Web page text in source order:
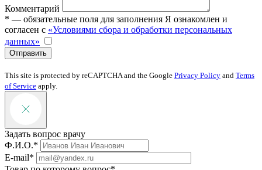
Комментарий
* — обязательные поля для заполнения Я ознакомлен и
согласен с «Условиями сбора и обработки персональных
данных»
Отправить
This site is protected by reCAPTCHA and the Google Privacy Policy and Terms
of Service apply.
Задать вопрос врачу
Ф.И.О.*
E-mail*